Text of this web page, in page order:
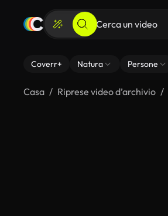
Coverr+ Natura Persone
Casa Riprese video d’archivio